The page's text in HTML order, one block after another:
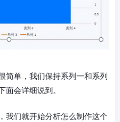
简单，我们保持系列一和系列
会详细说到。
我们就开始分析怎么制作这个